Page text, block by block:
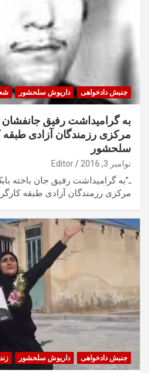
جنبش دادخواهی داریوش سلحشور
به گرامیداشت رفیق
مرکزی رزمندگان آزادی طبقه
سلحشور
نوامبر 3, 2016 Editor
ـ”به گرامیداشت رفیق جان باخته
مرکزی رزمندگان آزادی طبقه
جنبش دادخواهی داریوش سلحشور